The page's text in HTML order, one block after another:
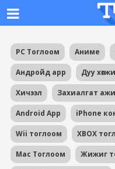
PC Тоглоом Аниме
Андройд app Дуу
Хичээл Захиалгат
Android App iPhone
Wii тоглоом XBOX
Mac Тоглоом Жижиг